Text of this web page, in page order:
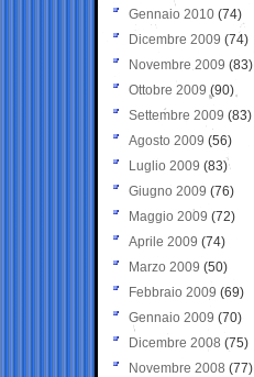
Gennaio 2010 (74)
Dicembre 2009 (74)
Novembre 2009 (83)
Ottobre 2009 (90)
Settembre 2009 (83)
Agosto 2009 (56)
Luglio 2009 (83)
Giugno 2009 (76)
Maggio 2009 (72)
Aprile 2009 (74)
Marzo 2009 (50)
Febbraio 2009 (69)
Gennaio 2009 (70)
Dicembre 2008 (75)
Novembre 2008 (77)